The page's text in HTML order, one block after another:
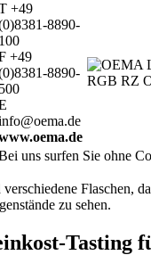
+49
8890-
100
+49
8890-
500
uns surfen Sie ohne
Tasting